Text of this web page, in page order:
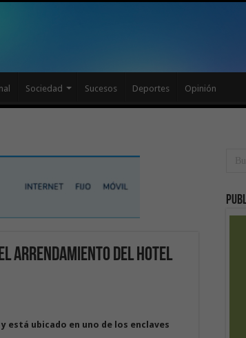
Sociedad Sucesos Deportes Opinión
arrendamiento del Hotel
está ubicado en uno de los enclaves